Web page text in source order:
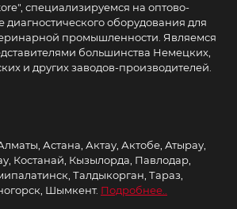
специализируемся на оптово-
оборудования для
промышленности. Являемся
большинства Немецких,
и других заводов-производителей.
Астана, Актау, Актобе, Атырау,
Костанай, Кызылорда, Павлодар,
Талдыкорган, Тараз,
Шымкент. Подробнее..